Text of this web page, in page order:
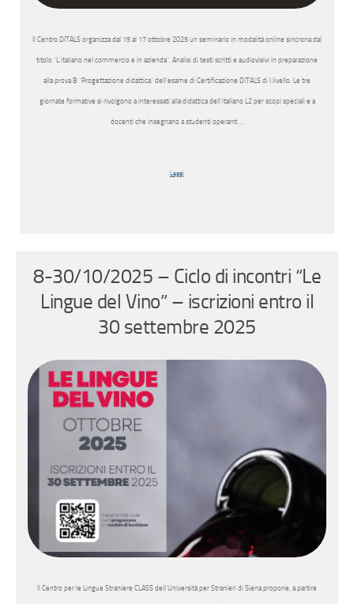
Il Centro DITALS organizza dal 15 al 17 ottobre 2025 un seminario in modalità online sincrona dal
titolo “L’italiano nel commercio e in azienda”. Analisi di testi scritti e audiovisivi in preparazione
alla prova B “Progettazione didattica” dell’esame di Certificazione DITALS di I livello. Le tre
giornate formative si rivolgono a interessati alla didattica dell’italiano L2 per scopi speciali e a
docenti che insegnano a studenti operanti …
Leggi
8-30/10/2025 – Ciclo di incontri “Le
Lingue del Vino” – iscrizioni entro il
30 settembre 2025
Il Centro per le Lingue Straniere CLASS dell’Università per Stranieri di Siena propone, a partire